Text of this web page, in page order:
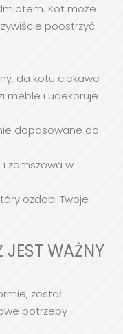
Kot może
poostrzyć
da kotu ciekawe
meble i udekoruje
dopasowane do
i zamszowa w
ozdobi Twoje
JEST WAŻNY
został
potrzeby